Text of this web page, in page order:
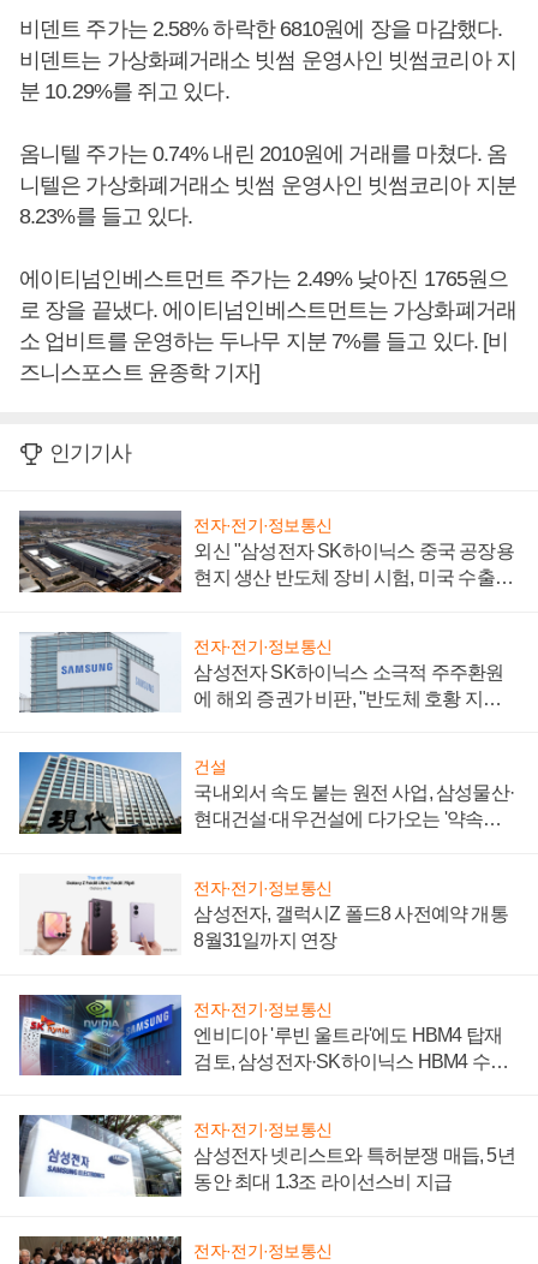
비덴트 주가는 2.58% 하락한 6810원에 장을 마감했다.
비덴트는 가상화폐거래소 빗썸 운영사인 빗썸코리아 지
분 10.29%를 쥐고 있다.
옴니텔 주가는 0.74% 내린 2010원에 거래를 마쳤다. 옴
니텔은 가상화폐거래소 빗썸 운영사인 빗썸코리아 지분
8.23%를 들고 있다.
에이티넘인베스트먼트 주가는 2.49% 낮아진 1765원으
로 장을 끝냈다. 에이티넘인베스트먼트는 가상화폐거래
소 업비트를 운영하는 두나무 지분 7%를 들고 있다. [비
즈니스포스트 윤종학 기자]
인기기사
전자·전기·정보통신
외신 "삼성전자 SK하이닉스 중국 공장용
현지 생산 반도체 장비 시험, 미국 수출통
전자·전기·정보통신
삼성전자 SK하이닉스 소극적 주주환원
에 해외 증권가 비판, "반도체 호황 지속
건설
국내외서 속도 붙는 원전 사업, 삼성물산·
현대건설·대우건설에 다가오는 '약속의
전자·전기·정보통신
삼성전자, 갤럭시Z 폴드8 사전예약 개통
8월31일까지 연장
전자·전기·정보통신
엔비디아 '루빈 울트라'에도 HBM4 탑재
검토, 삼성전자·SK하이닉스 HBM4 수율
전자·전기·정보통신
삼성전자 넷리스트와 특허분쟁 매듭, 5년
동안 최대 1.3조 라이선스비 지급
전자·전기·정보통신